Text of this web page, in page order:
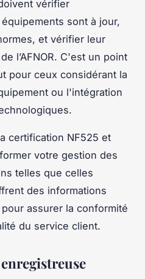
vérifier
sont à jour,
et vérifier leur
l’AFNOR. C'est un point
pour ceux considérant la
ou l'intégration
certification NF525 et
votre gestion des
telles que celles
des informations
assurer la conformité
du service client.